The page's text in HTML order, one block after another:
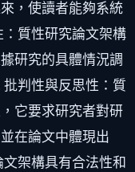
，使讀者能夠系統
質性研究論文架構
研究的具體情況調
判性與反思性：質
它要求研究者對研
在論文中體現出
架構具有合法性和